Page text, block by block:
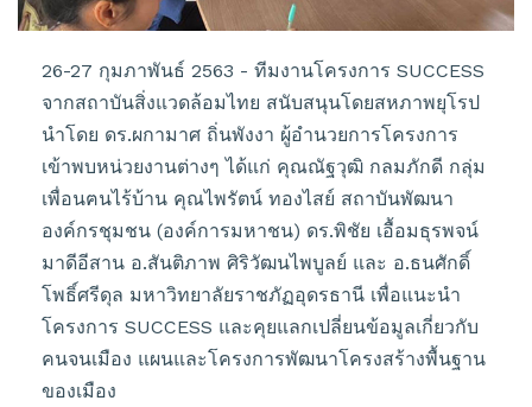
26-27 กุมภาพันธ์ 2563 - ทีมงานโครงการ SUCCESS
จากสถาบันสิ่งแวดล้อมไทย สนับสนุนโดยสหภาพยุโรป
นำโดย ดร.ผกามาศ ถิ่นพังงา ผู้อำนวยการโครงการ
เข้าพบหน่วยงานต่างๆ ได้แก่ คุณณัฐวุฒิ กลมภักดี กลุ่ม
เพื่อนฅนไร้บ้าน คุณไพรัตน์ ทองไสย์ สถาบันพัฒนา
องค์กรชุมชน (องค์การมหาชน) ดร.พิชัย เอื้อมธุรพจน์
มาดีอีสาน อ.สันติภาพ ศิริวัฒนไพบูลย์ และ อ.ธนศักดิ์
โพธิ์ศรีดุล มหาวิทยาลัยราชภัฏอุดรธานี เพื่อแนะนำ
โครงการ SUCCESS และคุยแลกเปลี่ยนข้อมูลเกี่ยวกับ
คนจนเมือง แผนและโครงการพัฒนาโครงสร้างพื้นฐาน
ของเมือง